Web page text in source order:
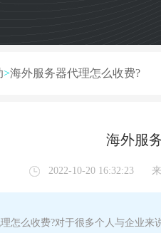
>海外服务器代理怎么收费?
海外服
2022-10-20 16:32:23
么收费?对于很多个人与企业来